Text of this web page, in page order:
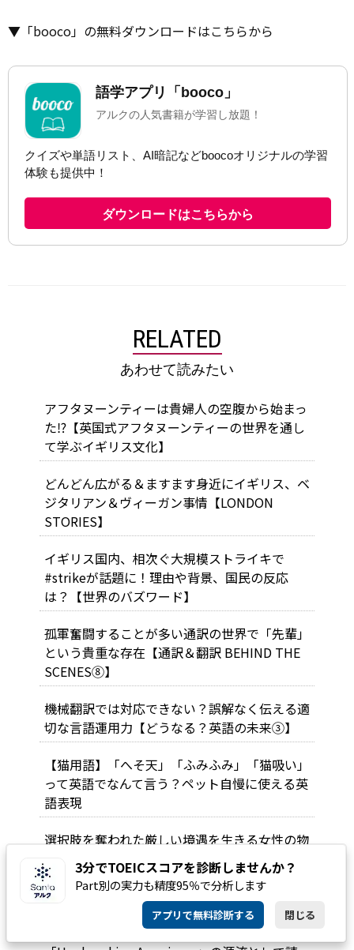
▼「booco」の無料ダウンロードはこちらから
RELATED
あわせて読みたい
アフタヌーンティーは貴婦人の空腹から始まっ
た⁉【英国式アフタヌーンティーの世界を通し
て学ぶイギリス文化】
どんどん広がる＆ますます身近に――イギリス、ベ
ジタリアン＆ヴィーガン事情【LONDON
STORIES】
イギリス国内、相次ぐ大規模ストライキで
#strikeが話題に！理由や背景、国民の反応
は？【世界のバズワード】
孤軍奮闘することが多い通訳の世界で「先輩」
という貴重な存在【通訳＆翻訳 BEHIND THE
SCENES⑧】
機械翻訳では対応できない？誤解なく伝える適
切な言語運用力【どうなる？英語の未来③】
【猫用語】「へそ天」「ふみふみ」「猫吸い」
って英語でなんて言う？ペット自慢に使える英
語表現
選択肢を奪われた厳しい境遇を生きる女性の物
語【EJ Culture文学】
世界で活躍するための鍵、教養としての紅茶＆
マナー 1【英国式アフタヌーンティー】
3分でTOEICスコアを診断しませんか？
Part別の実力も精度95％で分析します
アプリで無料診断する 閉じる